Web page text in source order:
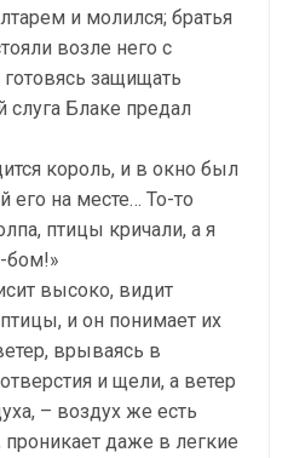
и молился; братья
возле него с
защищать
Блаке предал
король, и в окно был
на месте… То-то
птицы кричали, а я
бом!»
высоко, видит
и он понимает их
врываясь в
и щели, а ветер
– воздух же есть
даже в легкие